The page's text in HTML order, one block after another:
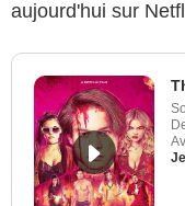
aujourd'hui sur